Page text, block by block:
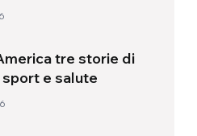
tre storie di
sport e salute